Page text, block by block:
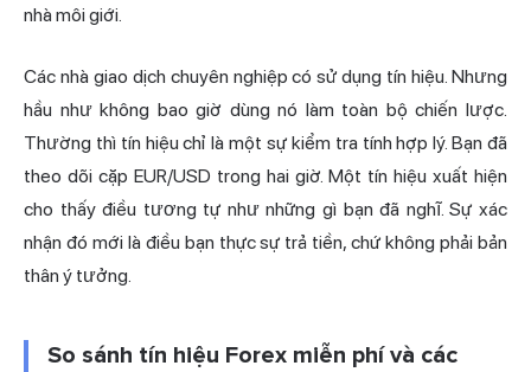
nhà môi giới.
Các nhà giao dịch chuyên nghiệp có sử dụng tín hiệu. Nhưng
hầu như không bao giờ dùng nó làm toàn bộchiến lược.
Thường thì tín hiệu chỉ là một sự kiểm tra tính hợp lý. Bạn đã
theo dõi cặp EUR/USD trong hai giờ. Một tín hiệu xuất hiện
cho thấy điều tương tự như những gì bạn đã nghĩ. Sự xác
nhận đó mới là điều bạn thực sự trả tiền, chứ không phải bản
thân ý tưởng.
So sánh tín hiệu Forex miễn phí và các